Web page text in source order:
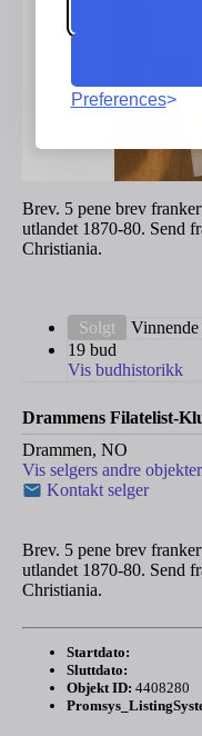
Preferences
Brev. 5 pene brev
utlandet 1870-80. Send
Christiania.
Solgt Vinnende
19 bud
Vis budhistorikk
Drammens Filatelist-
Drammen, NO
Vis selgers andre objekter
Kontakt selger
Brev. 5 pene brev
utlandet 1870-80. Send
Christiania.
Startdato:
Sluttdato:
Objekt ID: 4408280